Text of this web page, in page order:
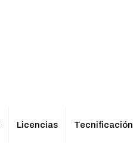
Licencias Tecnificación